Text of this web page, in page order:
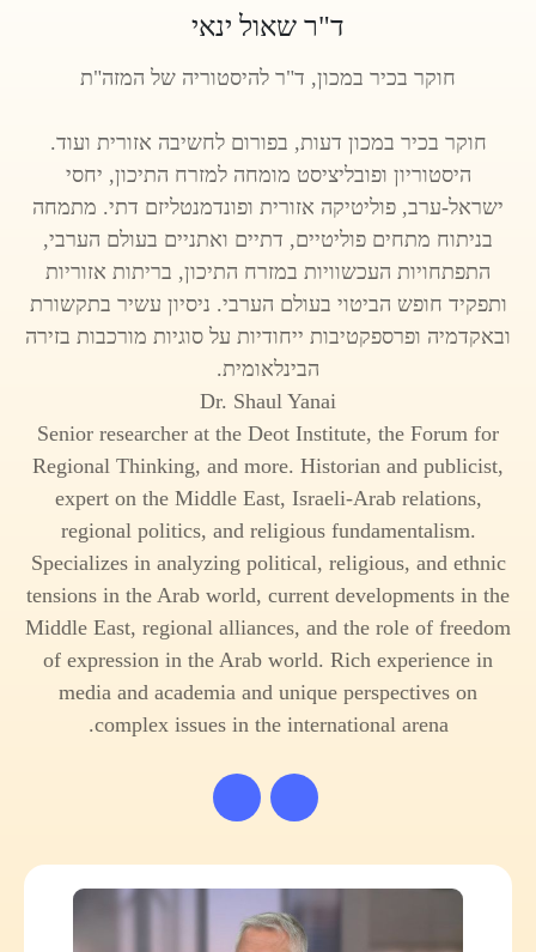
ד"ר שאול ינאי
חוקר בכיר במכון, ד"ר להיסטוריה של המזה"ת
חוקר בכיר במכון דעות, בפורום לחשיבה אזורית ועוד.
היסטוריון ופובליציסט מומחה למזרח התיכון, יחסי
ישראל-ערב, פוליטיקה אזורית ופונדמנטליזם דתי. מתמחה
בניתוח מתחים פוליטיים, דתיים ואתניים בעולם הערבי,
התפתחויות העכשוויות במזרח התיכון, בריתות אזוריות
ותפקיד חופש הביטוי בעולם הערבי. ניסיון עשיר בתקשורת
ובאקדמיה ופרספקטיבות ייחודיות על סוגיות מורכבות בזירה
הבינלאומית.
Dr. Shaul Yanai
Senior researcher at the Deot Institute, the Forum for
Regional Thinking, and more. Historian and publicist,
expert on the Middle East, Israeli-Arab relations,
regional politics, and religious fundamentalism.
Specializes in analyzing political, religious, and ethnic
tensions in the Arab world, current developments in the
Middle East, regional alliances, and the role of freedom
of expression in the Arab world. Rich experience in
media and academia and unique perspectives on
complex issues in the international arena.